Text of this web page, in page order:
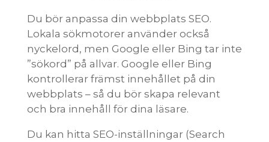
Du bör anpassa din webbplats SEO.
Lokala sökmotorer använder också
nyckelord, men Google eller Bing tar inte
”sökord” på allvar. Google eller Bing
kontrollerar främst innehållet på din
webbplats – så du bör skapa relevant
och bra innehåll för dina läsare.
Du kan hitta SEO-inställningar (Search